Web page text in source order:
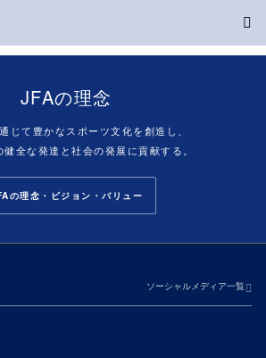
JFAの理念
じて豊かなスポーツ文化を創造し、
健全な発達と社会の発展に貢献する。
の理念・ビジョン・バリュー
ソーシャルメディア一覧